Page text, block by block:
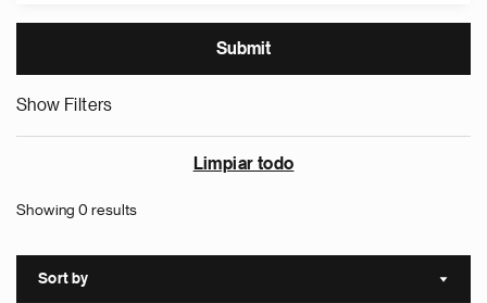
Show Filters
Limpiar todo
Showing 0 results
Sort by Sort